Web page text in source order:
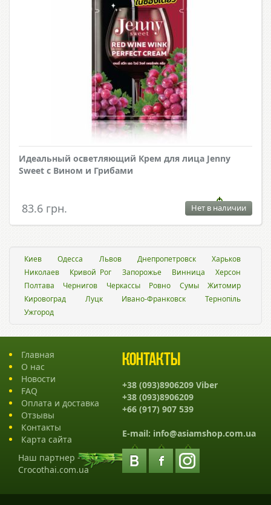
Идеальный осветляющий Крем для лица Jenny
Sweet с Вином и Грибами
83.6 грн. Нет в наличии
Киев Одесса Львов Днепропетровск
Харьков
Николаев
Кривой Рог Запорожье Винница
Херсон
Полтава
Чернигов Черкассы Ровно Сумы
Житомир
Кировоград
Луцк Ивано-Франковск
Тернопіль
Ужгород
Главная
О нас
Новости
FAQ
Оплата и доставка
Отзывы
Контакты
Карта сайта
Наш партнер -
Crocothai.com.ua
Контакты
+38 (093)8906209 Viber
+38 (093)8906209
+66 (917) 907 539
E-mail: info@asiamshop.com.ua